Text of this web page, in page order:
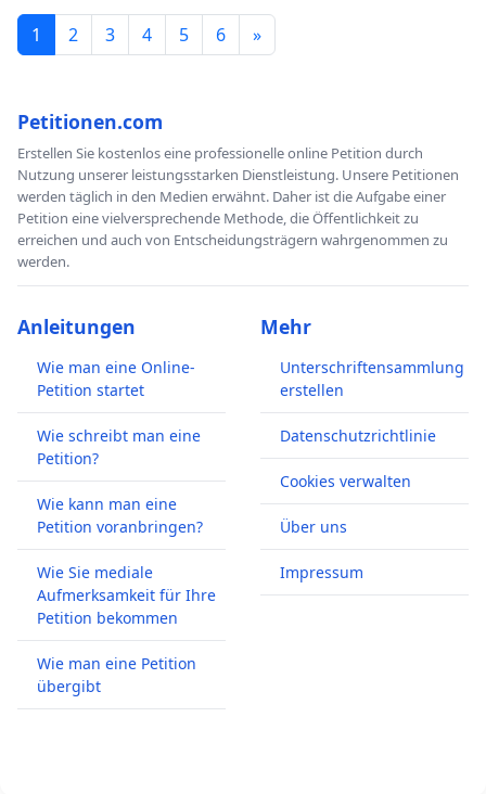
1 2 3 4 5 6 »
Petitionen.com
Erstellen Sie kostenlos eine professionelle online Petition durch
Nutzung unserer leistungsstarken Dienstleistung. Unsere Petitionen
werden täglich in den Medien erwähnt. Daher ist die Aufgabe einer
Petition eine vielversprechende Methode, die Öffentlichkeit zu
erreichen und auch von Entscheidungsträgern wahrgenommen zu
werden.
Anleitungen
Wie man eine Online-
Petition startet
Wie schreibt man eine
Petition?
Wie kann man eine
Petition voranbringen?
Wie Sie mediale
Aufmerksamkeit für Ihre
Petition bekommen
Wie man eine Petition
übergibt
Mehr
Unterschriftensammlung
erstellen
Datenschutzrichtlinie
Cookies verwalten
Über uns
Impressum